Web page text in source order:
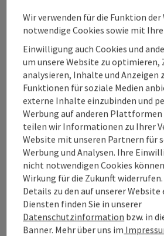
Salzkammergut Tourismus -
Mondsee-Irrsee
Dr. Franz Müller Straße 3
5310 Mondsee
+43 6132 26909 600
mondsee@salzkammergut.at
FacebookInstagram
TwitterYouTube
Wir verwenden für die Funktion
notwendige Cookies sowie mit
Einwilligung auch Cookies und
um unsere Website zu optimieren,
analysieren, Inhalte und Anzeigen
Funktionen für soziale Medien
externe Inhalte einzubinden und
Werbung auf anderen Plattformen
teilen wir Informationen zu Ihrer
Website mit unseren Partnern für
Werbung und Analysen. Ihre
nicht notwendigen Cookies
Wirkung für die Zukunft
Details zu den auf unserer
Diensten finden Sie in unserer
Datenschutzinformation bzw. in
Banner. Mehr über uns im